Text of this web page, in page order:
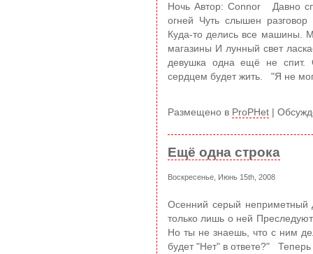
Ночь Автор: Connor Давно
огней Чуть слышен
Куда-то делись все машины.
магазины И лунный свет
девушка одна ещё не спит.
сердцем будет жить. "Я не
Размещено в ProPHet
Ещё одна строка
Воскресенье, Июнь 15th, 2008
Осенний серый
только лишь о ней
Но ты не знаешь, что с ним
будет "Нет" в ответе?"